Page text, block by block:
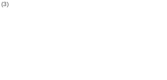
(3)